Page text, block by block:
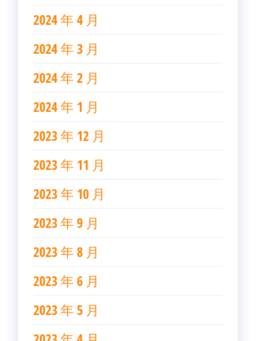
2024 年 4 月
2024 年 3 月
2024 年 2 月
2024 年 1 月
2023 年 12 月
2023 年 11 月
2023 年 10 月
2023 年 9 月
2023 年 8 月
2023 年 6 月
2023 年 5 月